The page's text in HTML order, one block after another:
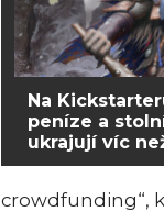
Na
peníze a
ukrajují víc
crowdfunding“,